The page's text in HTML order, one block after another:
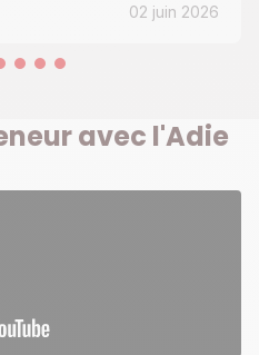
02 juin 2026
avec l'Adie